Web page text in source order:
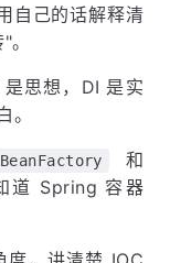
自己的话解释清
思想，DI 是实
。
BeanFactory 和
道 Spring 容器